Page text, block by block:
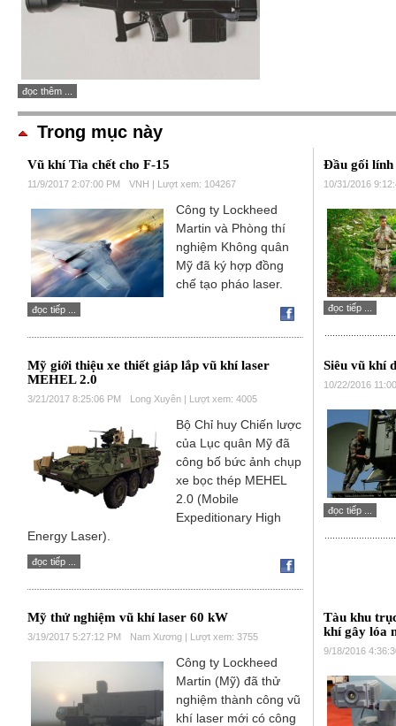
đọc thêm ...
Trong mục này
Vũ khí Tia chết cho F-15
11/9/2017 2:07:00 PM VNH | Lượt xem: 104267
Công ty Lockheed
Martin và Phòng thí
nghiệm Không quân
Mỹ đã ký hợp đồng
chế tạo pháo laser.
đọc tiếp ...
Đầu gối lính
10/31/2016
đọc tiếp ...
Mỹ giới thiệu xe thiết giáp lắp vũ khí laser
MEHEL 2.0
3/21/2017 8:25:06 PM Long Xuyên | Lượt xem: 4005
Bộ Chỉ huy Chiến lược
của Lục quân Mỹ đã
công bố bức ảnh chụp
xe bọc thép MEHEL
2.0 (Mobile
Expeditionary High
Energy Laser).
đọc tiếp ...
Siêu vũ khí
10/22/2016
đọc tiếp ...
Mỹ thử nghiệm vũ khí laser 60 kW
3/19/2017 5:27:12 PM Nam Xương | Lượt xem: 3755
Công ty Lockheed
Martin (Mỹ) đã thử
nghiệm thành công vũ
khí laser mới có công
Tàu khu
khí gây lóa
9/18/2016